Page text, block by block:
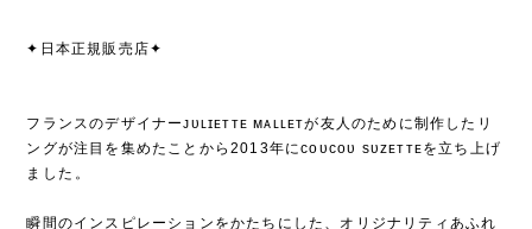
✦日本正規販売店✦
フランスのデザイナーᴊᴜʟɪᴇᴛᴛᴇ ᴍᴀʟʟᴇᴛが友人のために制作したリ
ングが注目を集めたことから2013年にᴄᴏᴜᴄᴏᴜ sᴜᴢᴇᴛᴛᴇを立ち上げ
ました⁡。
瞬間のインスピレーションをかたちにした、オリジナリティあふれ